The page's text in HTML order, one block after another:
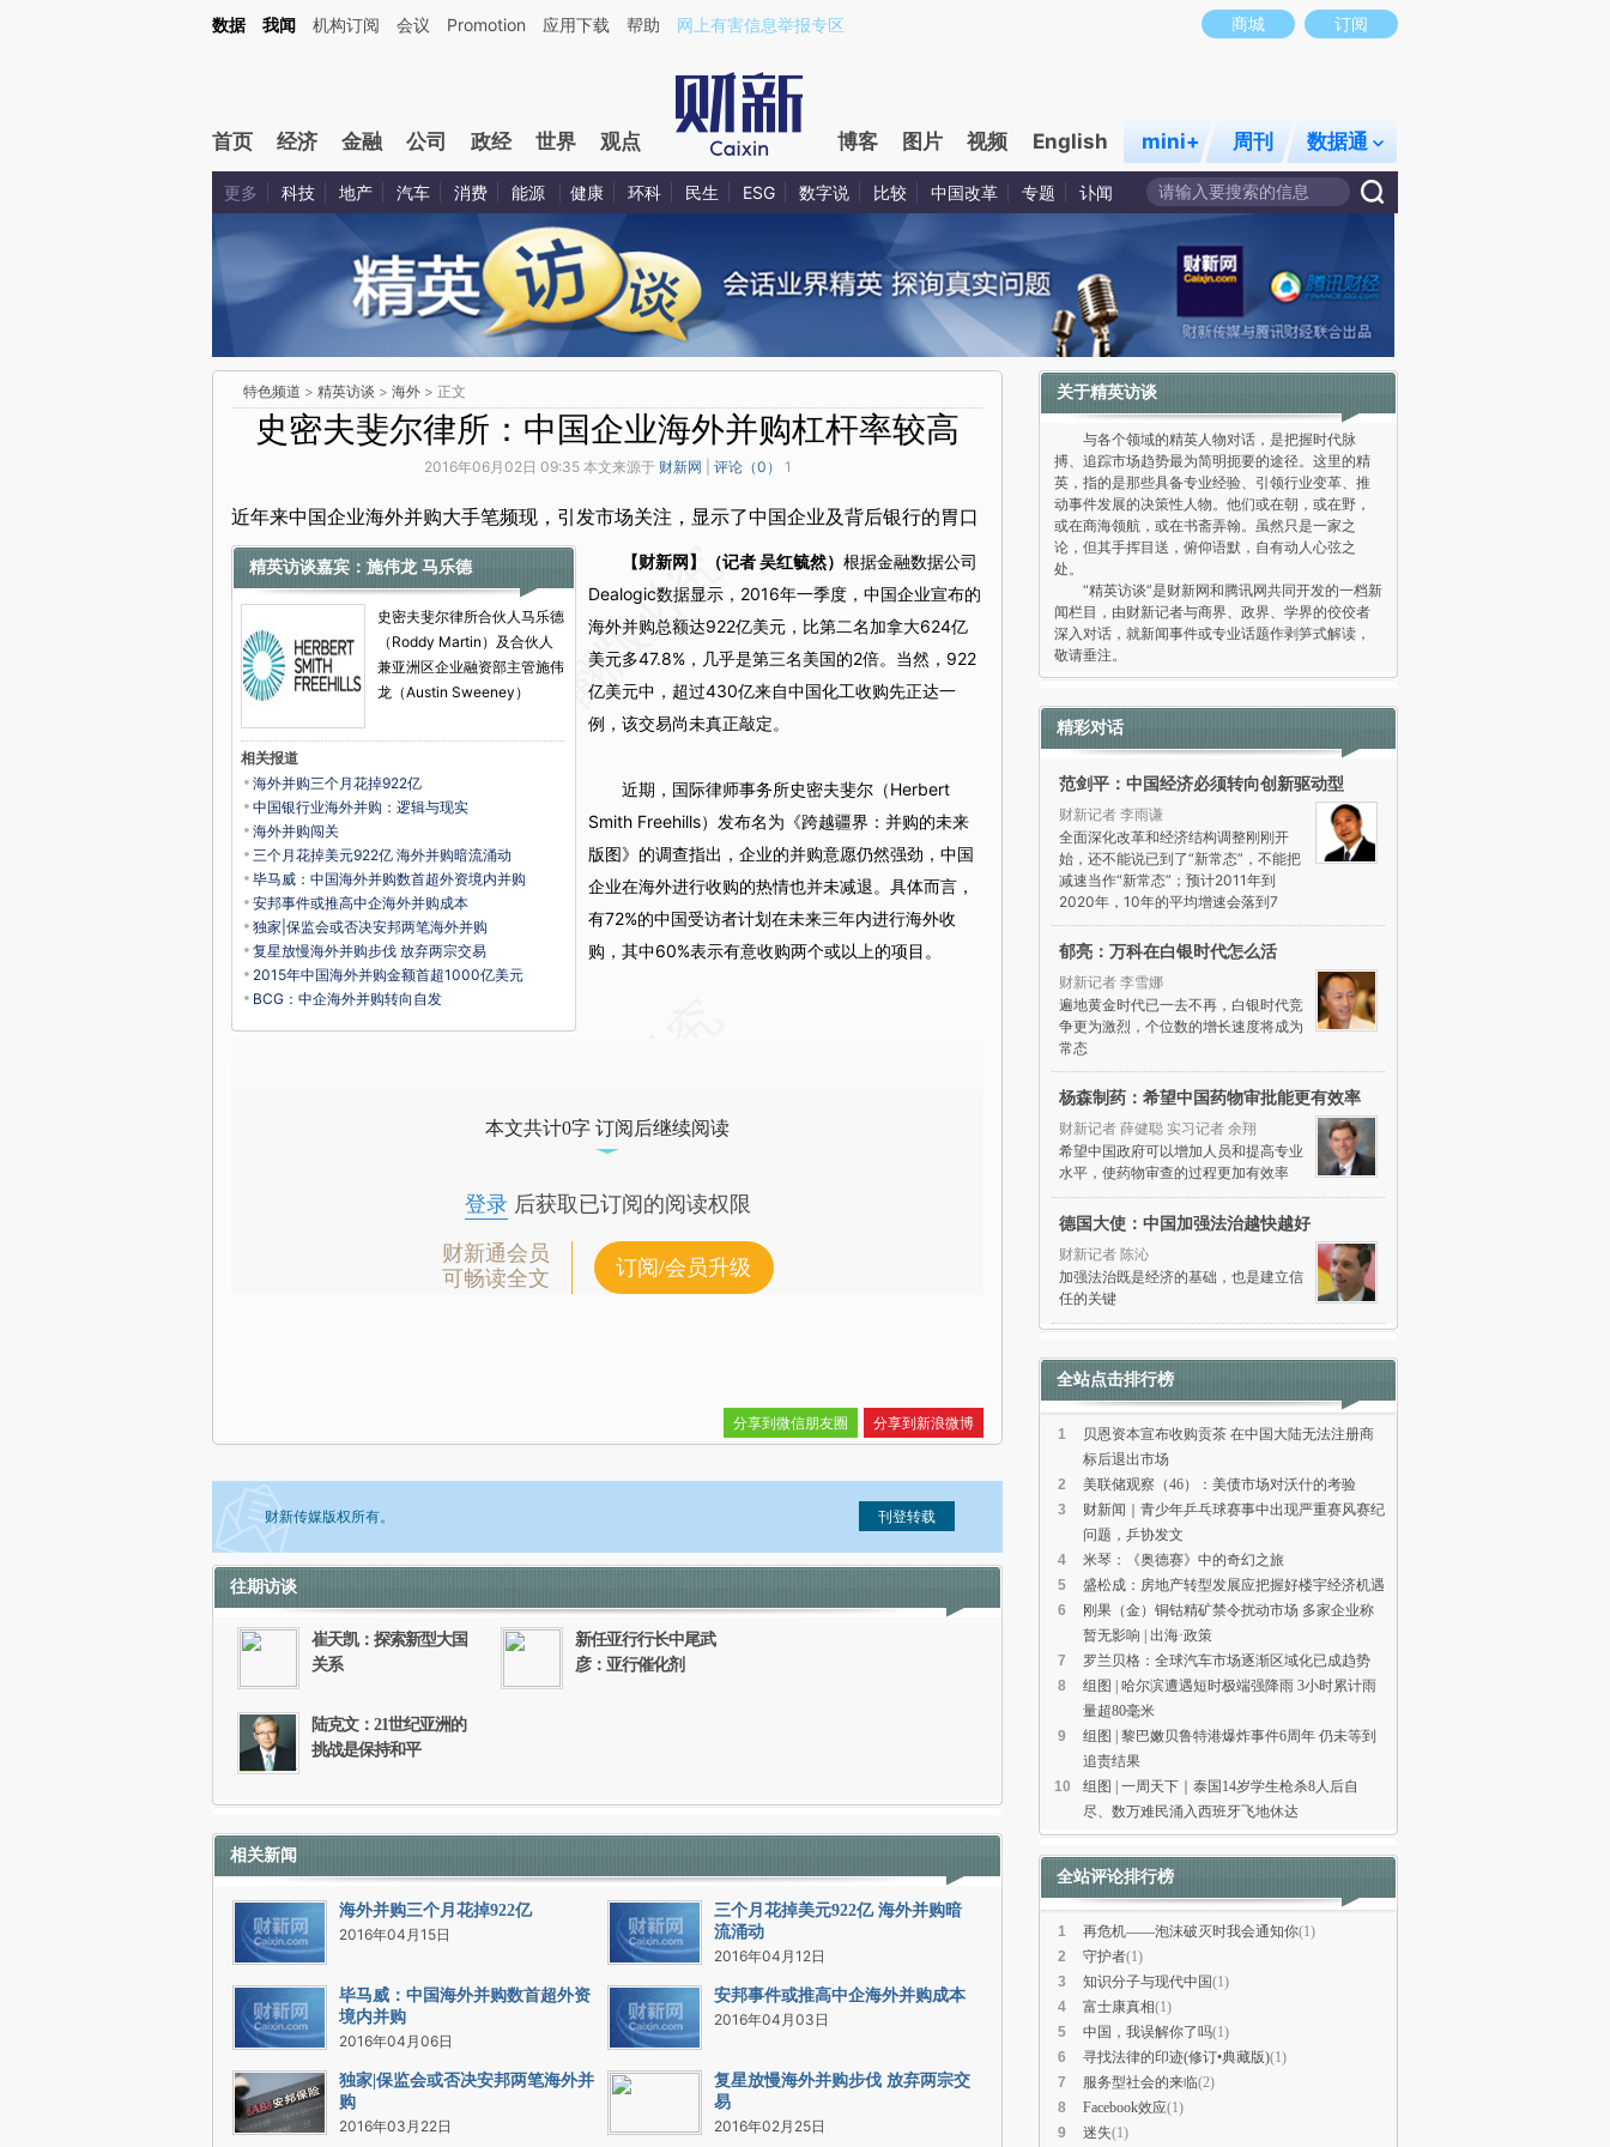
商城 订阅
数据 我闻 机构订阅 会议 Promotion 应用下载 帮助 网上有害信息举报专区
首页 经济 金融 公司 政经 世界 观点 博客 图片 视频 English mini+ 周刊 数据通
更多 科技 地产 汽车 消费 能源 健康 环科 民生 ESG 数字说 比较 中国改革 专题 讣闻
特色频道 > 精英访谈 > 海外 > 正文
史密夫斐尔律所：中国企业海外并购杠杆率较高
2016年06月02日 09:35 本文来源于 财新网 评论（0 ） 1
近年来中国企业海外并购大手笔频现，引发市场关注，显示了中国企业及背后银行的胃口
精英访谈嘉宾：施伟龙 马乐德
史密夫斐尔律所合伙人马乐德
（Roddy Martin）及合伙人
兼亚洲区企业融资部主管施伟
龙（Austin Sweeney）
相关报道
海外并购三个月花掉922亿
中国银行业海外并购：逻辑与现实
海外并购闯关
三个月花掉美元922亿 海外并购暗流涌动
毕马威：中国海外并购数首超外资境内并购
安邦事件或推高中企海外并购成本
独家|保监会或否决安邦两笔海外并购
复星放慢海外并购步伐 放弃两宗交易
2015年中国海外并购金额首超1000亿美元
BCG：中企海外并购转向自发
【财新网】（记者 吴红毓然） 根据金融数据公司
Dealogic数据显示，2016年一季度，中国企业宣布的
海外并购总额达922亿美元，比第二名加拿大624亿
美元多47.8%，几乎是第三名美国的2倍。当然，922
亿美元中，超过430亿来自中国化工收购先正达一
例，该交易尚未真正敲定。
近期，国际律师事务所史密夫斐尔（Herbert
Smith Freehills）发布名为《跨越疆界：并购的未来
版图》的调查指出，企业的并购意愿仍然强劲，中国
企业在海外进行收购的热情也并未减退。具体而言，
有72%的中国受访者计划在未来三年内进行海外收
购，其中60%表示有意收购两个或以上的项目。
本文共计0字 订阅后继续阅读
登录后获取已订阅的阅读权限
财新通会员
可畅读全文
订阅/会员升级
分享到新浪微博
分享到微信朋友圈
财新传媒版权所有。
如需刊登转载请点击右侧按钮，提交相关信息。经确认即可刊登转载。
往期访谈
崔天凯：探索新型大国
关系
新任亚行行长中尾武
彦：亚行催化剂
陆克文：21世纪亚洲的
挑战是保持和平
相关新闻
海外并购三个月花掉922亿
2016年04月15日
三个月花掉美元922亿 海外并购暗
流涌动
2016年04月12日
毕马威：中国海外并购数首超外资
境内并购
2016年04月06日
安邦事件或推高中企海外并购成本
2016年04月03日
独家|保监会或否决安邦两笔海外并
购
2016年03月22日
复星放慢海外并购步伐 放弃两宗交
易
2016年02月25日
关于精英访谈
与各个领域的精英人物对话，是把握时代脉
搏、追踪市场趋势最为简明扼要的途径。这里的精
英，指的是那些具备专业经验、引领行业变革、推
动事件发展的决策性人物。他们或在朝，或在野，
或在商海领航，或在书斋弄翰。虽然只是一家之
论，但其手挥目送，俯仰语默，自有动人心弦之
处。
“精英访谈”是财新网和腾讯网共同开发的一档新
闻栏目，由财新记者与商界、政界、学界的佼佼者
深入对话，就新闻事件或专业话题作剥笋式解读，
敬请垂注。
精彩对话
范剑平：中国经济必须转向创新驱动型
财新记者 李雨谦
全面深化改革和经济结构调整刚刚开
始，还不能说已到了“新常态”，不能把
减速当作“新常态”；预计2011年到
2020年，10年的平均增速会落到7
郁亮：万科在白银时代怎么活
财新记者 李雪娜
遍地黄金时代已一去不再，白银时代竞
争更为激烈，个位数的增长速度将成为
常态
杨森制药：希望中国药物审批能更有效率
财新记者 薛健聪 实习记者 余翔
希望中国政府可以增加人员和提高专业
水平，使药物审查的过程更加有效率
德国大使：中国加强法治越快越好
财新记者 陈沁
加强法治既是经济的基础，也是建立信
任的关键
全站点击排行榜
1
贝恩资本宣布收购贡茶 在中国大陆无法注册商
标后退出市场
2
美联储观察（46）：美债市场对沃什的考验
3
财新闻｜青少年乒乓球赛事中出现严重赛风赛纪
问题，乒协发文
4
米琴：《奥德赛》中的奇幻之旅
5
盛松成：房地产转型发展应把握好楼宇经济机遇
6
刚果（金）铜钴精矿禁令扰动市场 多家企业称
暂无影响 | 出海·政策
7
罗兰贝格：全球汽车市场逐渐区域化已成趋势
8
组图 | 哈尔滨遭遇短时极端强降雨 3小时累计雨
量超80毫米
9
组图 | 黎巴嫩贝鲁特港爆炸事件6周年 仍未等到
追责结果
10
组图 | 一周天下｜泰国14岁学生枪杀8人后自
尽、数万难民涌入西班牙飞地休达
全站评论排行榜
1 再危机——泡沫破灭时我会通知你(1)
2
守护者(1)
3
知识分子与现代中国(1)
4
富士康真相(1)
5
中国，我误解你了吗(1)
6
寻找法律的印迹(修订•典藏版)(1)
7
服务型社会的来临(2)
8
Facebook效应(1)
9
迷失(1)